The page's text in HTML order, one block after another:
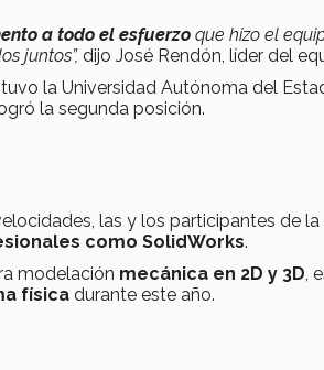
a todo el esfuerzo que hizo el
juntos”, dijo José Rendón, líder del
la Universidad Autónoma del
la segunda posición.
las y los participantes de
como SolidWorks.
modelación mecánica en 2D y 3D ,
física durante este año.